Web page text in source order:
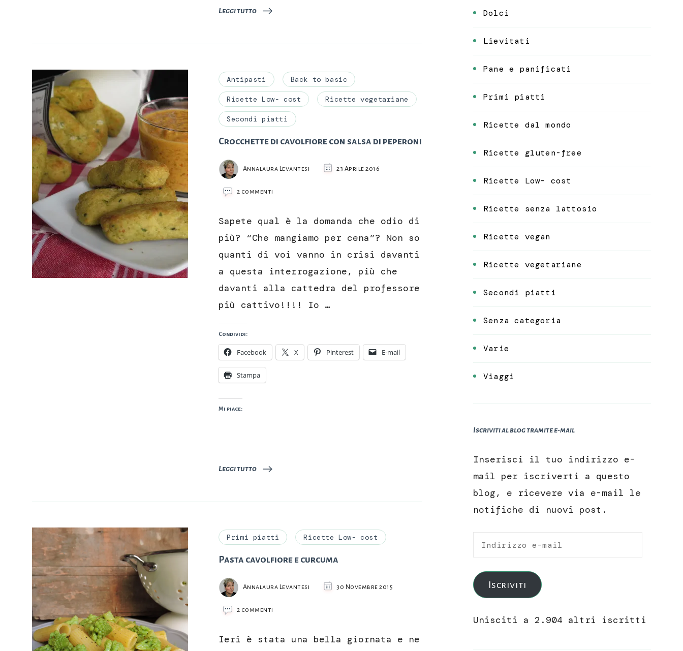
Leggi tutto
Antipasti Back to basic
Ricette Low- cost Ricette vegetariane
Secondi piatti
Crocchette di cavolfiore con salsa di peperoni
Annalaura Levantesi 23 Aprile 2016
2 commenti
cavolfiore
di
Sapete qual è la domanda che odio di
più? “Che mangiamo per cena”? Non so
quanti di voi vanno in crisi davanti
a questa interrogazione, più che
davanti alla cattedra del professore
più cattivo!!!! Io …
Condividi:
Facebook X Pinterest E-mail
Stampa
Mi piace:
Leggi tutto
Primi piatti Ricette Low- cost
Pasta cavolfiore e curcuma
Annalaura Levantesi 30 Novembre 2015
2 commenti
e
Ieri è stata una bella giornata e ne
Dolci
Lievitati
Pane e panificati
Primi piatti
Ricette dal mondo
Ricette gluten-free
Ricette Low- cost
Ricette senza lattosio
Ricette vegan
Ricette vegetariane
Secondi piatti
Senza categoria
Varie
Viaggi
Iscriviti al blog tramite e-mail
Inserisci il tuo indirizzo e-
mail per iscriverti a questo
blog, e ricevere via e-mail le
notifiche di nuovi post.
Indirizzo
mail
Iscriviti
Unisciti a 2.904 altri iscritti